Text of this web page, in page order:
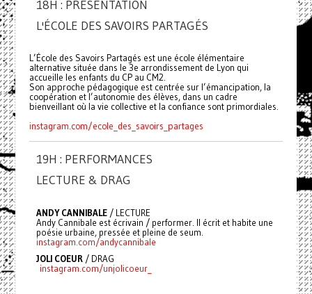
18H : PRÉSENTATION
L'ÉCOLE DES SAVOIRS PARTAGÉS
L’École des Savoirs Partagés est une école élémentaire
alternative située dans le 3e arrondissement de Lyon qui
accueille les enfants du CP au CM2.
Son approche pédagogique est centrée sur l’émancipation, la
coopération et l’autonomie des élèves, dans un cadre
bienveillant où la vie collective et la confiance sont primordiales.
instagram.com/ecole_des_savoirs_partages
19H : PERFORMANCES
LECTURE & DRAG
ANDY CANNIBALE/ LECTURE
Andy Cannibale est écrivain / performer. Il écrit et habite une
poésie urbaine, pressée et pleine de seum.
instagram.com/andycannibale
JOLI COEUR/ DRAG
instagram.com/unjolicoeur_